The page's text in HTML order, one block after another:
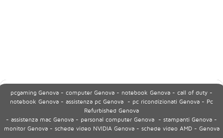
pcgaming Genova - computer Genova - notebook Genova - call of duty -
notebook Genova - assistenza pc Genova - pc ricondizionati Genova - Pc
Refurbished Genova
- assistenza mac Genova - personal computer Genova - stampanti Genova -
monitor Genova - schede video NVIDIA Genova - schede video AMD - Genova